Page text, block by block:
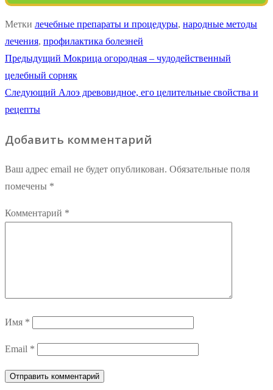
Метки лечебные препараты и процедуры, народные методы
лечения, профилактика болезней
Навигация
по
записям
Предыдущий Предыдущая
запись:
Мокрица огородная – чудодейственный
целебный сорняк
Следующий Следующая
Алоэ древовидное, его целительные свойства и
рецепты
Добавить комментарий
Ваш адрес email не будет опубликован. Обязательные поля
помечены *
Комментарий *
Имя *
Email *